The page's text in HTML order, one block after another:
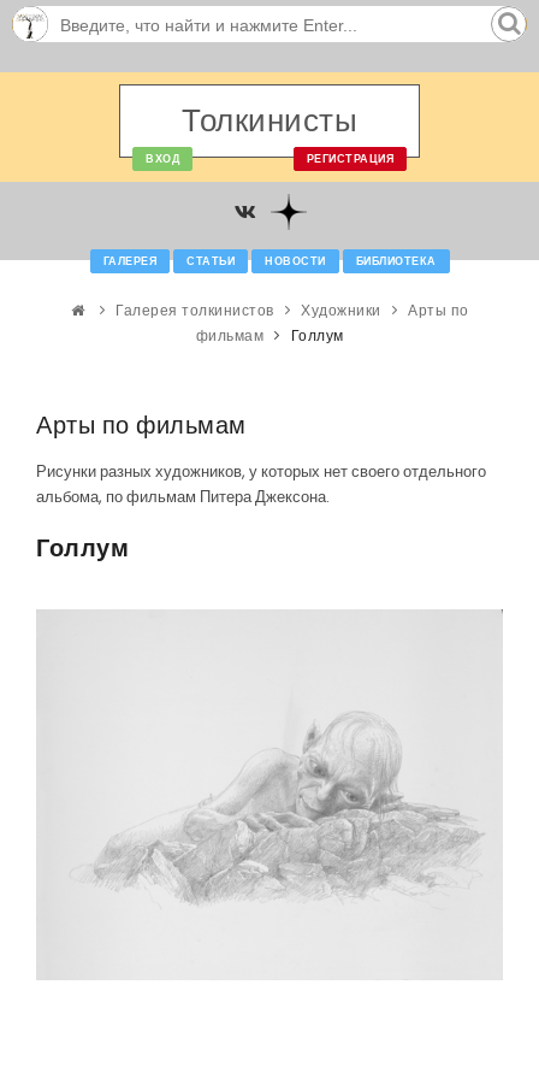
Толкинисты
ВХОД РЕГИСТРАЦИЯ
ГАЛЕРЕЯ СТАТЬИ НОВОСТИ БИБЛИОТЕКА
Галерея толкинистов Художники
Арты по
фильмам
Голлум
Арты по фильмам
Рисунки разных художников, у которых нет своего отдельного
альбома, по фильмам Питера Джексона.
Голлум